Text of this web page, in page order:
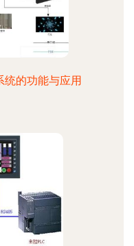
统的功能与应用